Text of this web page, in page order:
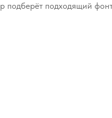
подберёт подходящий